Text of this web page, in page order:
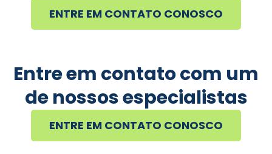
ENTRE EM CONTATO CONOSCO
Entre em contato com um
de nossos especialistas
ENTRE EM CONTATO CONOSCO